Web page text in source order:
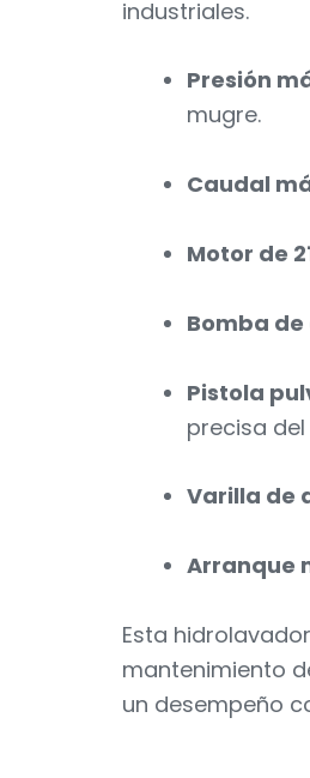
industriales.
Presión
mugre.
Caudal
Motor de
Bomba de
Pistola
precisa
Varilla de
Arranque
Esta
mantenimiento
un desempeño